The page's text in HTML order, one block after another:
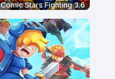
Comic Stars Fighting 3.6